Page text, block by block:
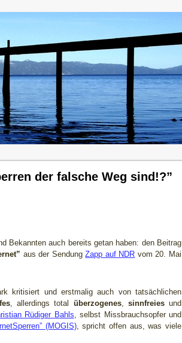
der falsche Weg sind!?”
Bekannten auch bereits getan haben: den Beitrag
aus der SendungZapp auf NDR vom 20. Mai
kritisiert und erstmalig auch von tatsächlichen
, allerdings total überzogenes, sinnfreiesund
Rüdiger Bahls, selbst Missbrauchsopfer und
(MOGIS), spricht offen aus, was viele